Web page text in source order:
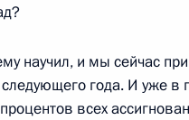
на людей –
а лица, их
научил, и мы сейчас
года. И уже в
всех